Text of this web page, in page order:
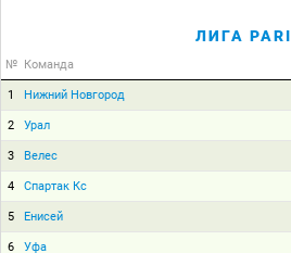
ЛИГА PARI
№ Команда
1 Нижний Новгород
2 Урал
3 Велес
4 Спартак Кс
5 Енисей
6 Уфа